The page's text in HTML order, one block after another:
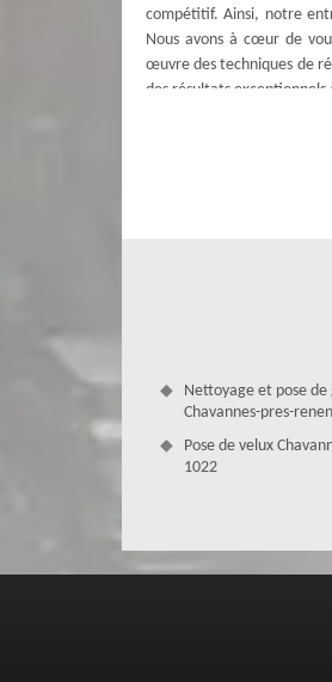
compétitif. Ainsi, notre
Nous avons à cœur de
œuvre des techniques de
des résultats exceptionnels
Nettoyage et pose
Chavannes-pres-
Pose de velux
1022